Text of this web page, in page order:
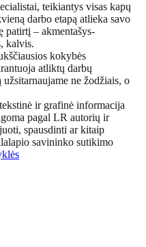
teikiantys visas kapų
darbo etapą atlieka savo
patirtį – akmentašys-
kalvis.
kokybės
atliktų darbų
ne žodžiais, o
ir grafinė informacija
pagal LR autorių ir
spausdinti ar kitaip
savininko sutikimo